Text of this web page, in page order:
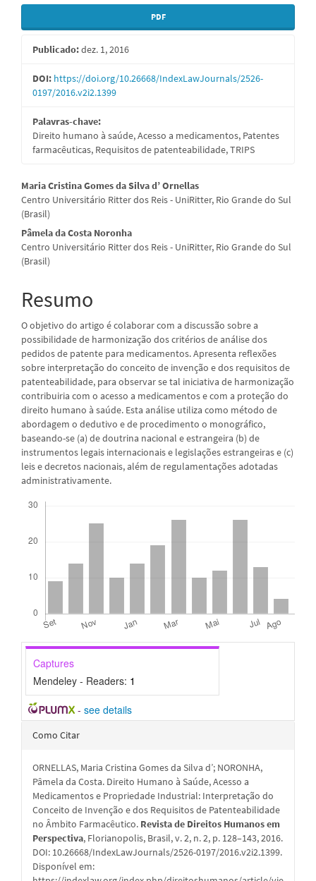
Barra
lateral
de
artigos
PDF
Publicado:dez. 1, 2016
DOI: https://doi.org/10.26668/IndexLawJournals/2526-
0197/2016.v2i2.1399
Palavras-chave:
Direito humano à saúde, Acesso a medicamentos, Patentes
farmacêuticas, Requisitos de patenteabilidade, TRIPS
Conteúdo
do
artigo
principal
Maria Cristina Gomes da Silva d’ Ornellas
Centro Universitário Ritter dos Reis - UniRitter, Rio Grande do Sul
(Brasil)
Pâmela da Costa Noronha
Centro Universitário Ritter dos Reis - UniRitter, Rio Grande do Sul
(Brasil)
Resumo
O objetivo do artigo é colaborar com a discussão sobre a
possibilidade de harmonização dos critérios de análise dos
pedidos de patente para medicamentos. Apresenta reflexões
sobre interpretação do conceito de invenção e dos requisitos de
patenteabilidade, para observar se tal iniciativa de harmonização
contribuiria com o acesso a medicamentos e com a proteção do
direito humano à saúde. Esta análise utiliza como método de
abordagem o dedutivo e de procedimento o monográfico,
baseando-se (a) de doutrina nacional e estrangeira (b) de
instrumentos legais internacionais e legislações estrangeiras e (c)
leis e decretos nacionais, além de regulamentações adotadas
administrativamente.
Captures
Mendeley - Readers: 1
- see details
Detalhes
artigo
Como Citar
ORNELLAS, Maria Cristina Gomes da Silva d’; NORONHA,
Pâmela da Costa. Direito Humano à Saúde, Acesso a
Medicamentos e Propriedade Industrial: Interpretação do
Conceito de Invenção e dos Requisitos de Patenteabilidade
no Âmbito Farmacêutico. Revista de Direitos Humanos em
Perspectiva, Florianopolis, Brasil, v. 2, n. 2, p. 128–143, 2016.
DOI: 10.26668/IndexLawJournals/2526-0197/2016.v2i2.1399.
Disponível em: